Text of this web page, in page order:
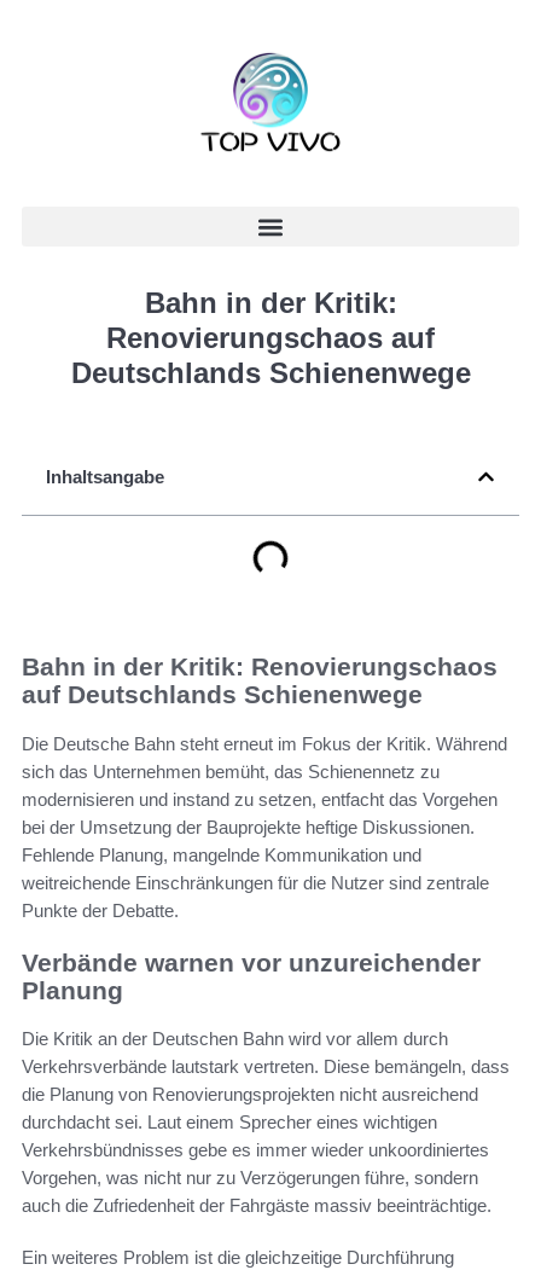
Bahn in der Kritik:
Renovierungschaos auf
Deutschlands Schienenwege
Inhaltsangabe
Bahn in der Kritik: Renovierungschaos
auf Deutschlands Schienenwege
Die Deutsche Bahn steht erneut im Fokus der Kritik. Während
sich das Unternehmen bemüht, das Schienennetz zu
modernisieren und instand zu setzen, entfacht das Vorgehen
bei der Umsetzung der Bauprojekte heftige Diskussionen.
Fehlende Planung, mangelnde Kommunikation und
weitreichende Einschränkungen für die Nutzer sind zentrale
Punkte der Debatte.
Verbände warnen vor unzureichender
Planung
Die Kritik an der Deutschen Bahn wird vor allem durch
Verkehrsverbände lautstark vertreten. Diese bemängeln, dass
die Planung von Renovierungsprojekten nicht ausreichend
durchdacht sei. Laut einem Sprecher eines wichtigen
Verkehrsbündnisses gebe es immer wieder unkoordiniertes
Vorgehen, was nicht nur zu Verzögerungen führe, sondern
auch die Zufriedenheit der Fahrgäste massiv beeinträchtige.
Ein weiteres Problem ist die gleichzeitige Durchführung